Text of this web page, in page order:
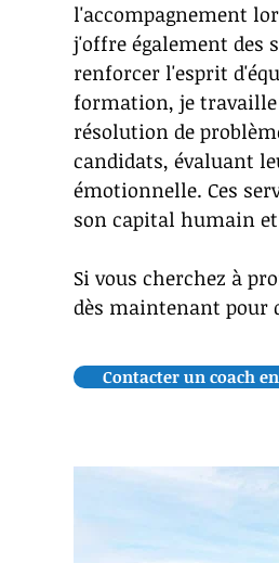
l'accompagnement
j'offre également des
renforcer l'esprit
formation, je
résolution de
candidats, évaluant
émotionnelle. Ces
son capital humain
Si vous cherchez à
dès maintenant pour
Contacter un coach